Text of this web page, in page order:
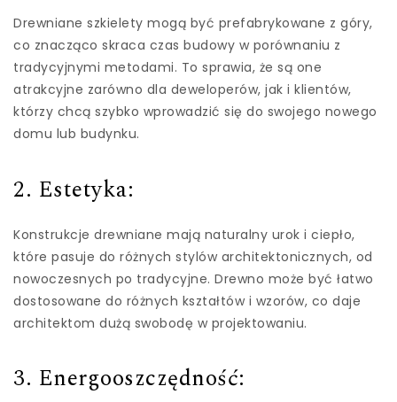
Drewniane szkielety mogą być prefabrykowane z góry,
co znacząco skraca czas budowy w porównaniu z
tradycyjnymi metodami. To sprawia, że są one
atrakcyjne zarówno dla deweloperów, jak i klientów,
którzy chcą szybko wprowadzić się do swojego nowego
domu lub budynku.
2. Estetyka:
Konstrukcje drewniane mają naturalny urok i ciepło,
które pasuje do różnych stylów architektonicznych, od
nowoczesnych po tradycyjne. Drewno może być łatwo
dostosowane do różnych kształtów i wzorów, co daje
architektom dużą swobodę w projektowaniu.
3. Energooszczędność: